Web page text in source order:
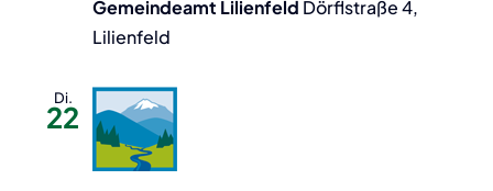
Gemeindeamt Lilienfeld Dörflstraße 4,
Lilienfeld
Di.
22